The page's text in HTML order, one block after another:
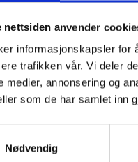
nettsiden anvender
informasjonskapsler for
trafikken vår. Vi deler
medier, annonsering og
som de har samlet inn
Nødvendig
Best Teknikk
som
og
som er linket opp
kroniske plager.